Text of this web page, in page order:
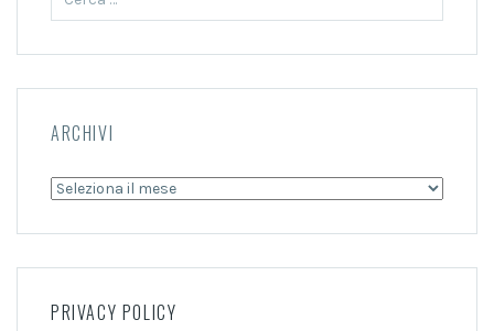
per:
ARCHIVI
Archivi
PRIVACY POLICY